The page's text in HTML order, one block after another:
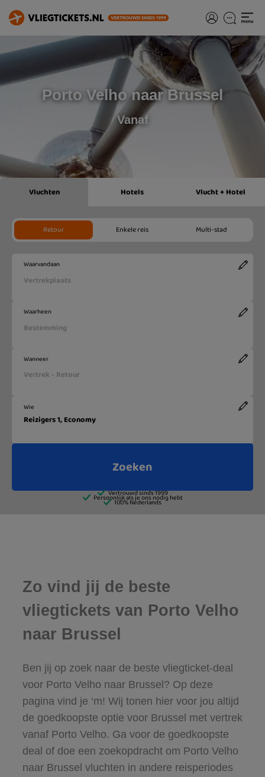
Porto Velho naar Brussel
Vanaf
Zo vind jij de beste
vliegtickets van Porto Velho
naar Brussel
Ben jij op zoek naar de beste vliegticket-deal
voor Porto Velho naar Brussel? Op deze
pagina vind je ‘m! Wij tonen hier voor jou altijd
de goedkoopste optie voor Brussel met vertrek
vanaf Porto Velho. Ga voor de goedkoopste
deal of doe een zoekopdracht om Porto Velho
naar Brussel vluchten in andere reisperiodes